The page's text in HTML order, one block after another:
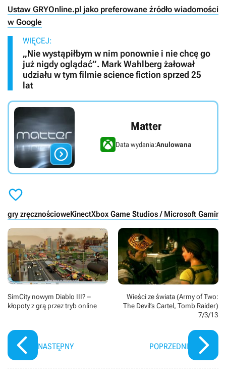
Ustaw GRYOnline.pl jako preferowane źródło wiadomości
w Google
WIĘCEJ:
„Nie wystąpiłbym w nim ponownie i nie chcę go
już nigdy oglądać”. Mark Wahlberg żałował
udziału w tym filmie science fiction sprzed 25
lat

Matter
Data wydania:Anulowana

gry zręcznościoweKinectXbox Game Studios / Microsoft Gaming
SimCity nowym Diablo III? –
kłopoty z grą przez tryb online
NASTĘPNY
Wieści ze świata (Army of Two:
The Devil’s Cartel, Tomb Raider)
7/3/13
POPRZEDNI